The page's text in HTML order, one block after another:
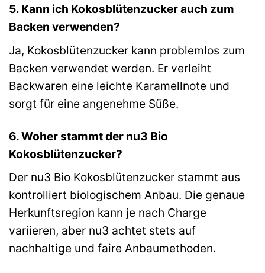
5. Kann ich Kokosblütenzucker auch zum
Backen verwenden?
Ja, Kokosblütenzucker kann problemlos zum
Backen verwendet werden. Er verleiht
Backwaren eine leichte Karamellnote und
sorgt für eine angenehme Süße.
6. Woher stammt der nu3 Bio
Kokosblütenzucker?
Der nu3 Bio Kokosblütenzucker stammt aus
kontrolliert biologischem Anbau. Die genaue
Herkunftsregion kann je nach Charge
variieren, aber nu3 achtet stets auf
nachhaltige und faire Anbaumethoden.